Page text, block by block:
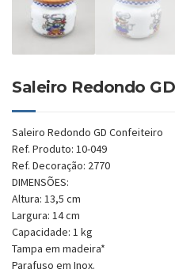
Saleiro Redondo
Saleiro Redondo GD Confeiteiro
Ref. Produto: 10-049
Ref. Decoração: 2770
DIMENSÕES:
Altura: 13,5 cm
Largura: 14 cm
Capacidade: 1 kg
Tampa em madeira*
Parafuso em Inox.